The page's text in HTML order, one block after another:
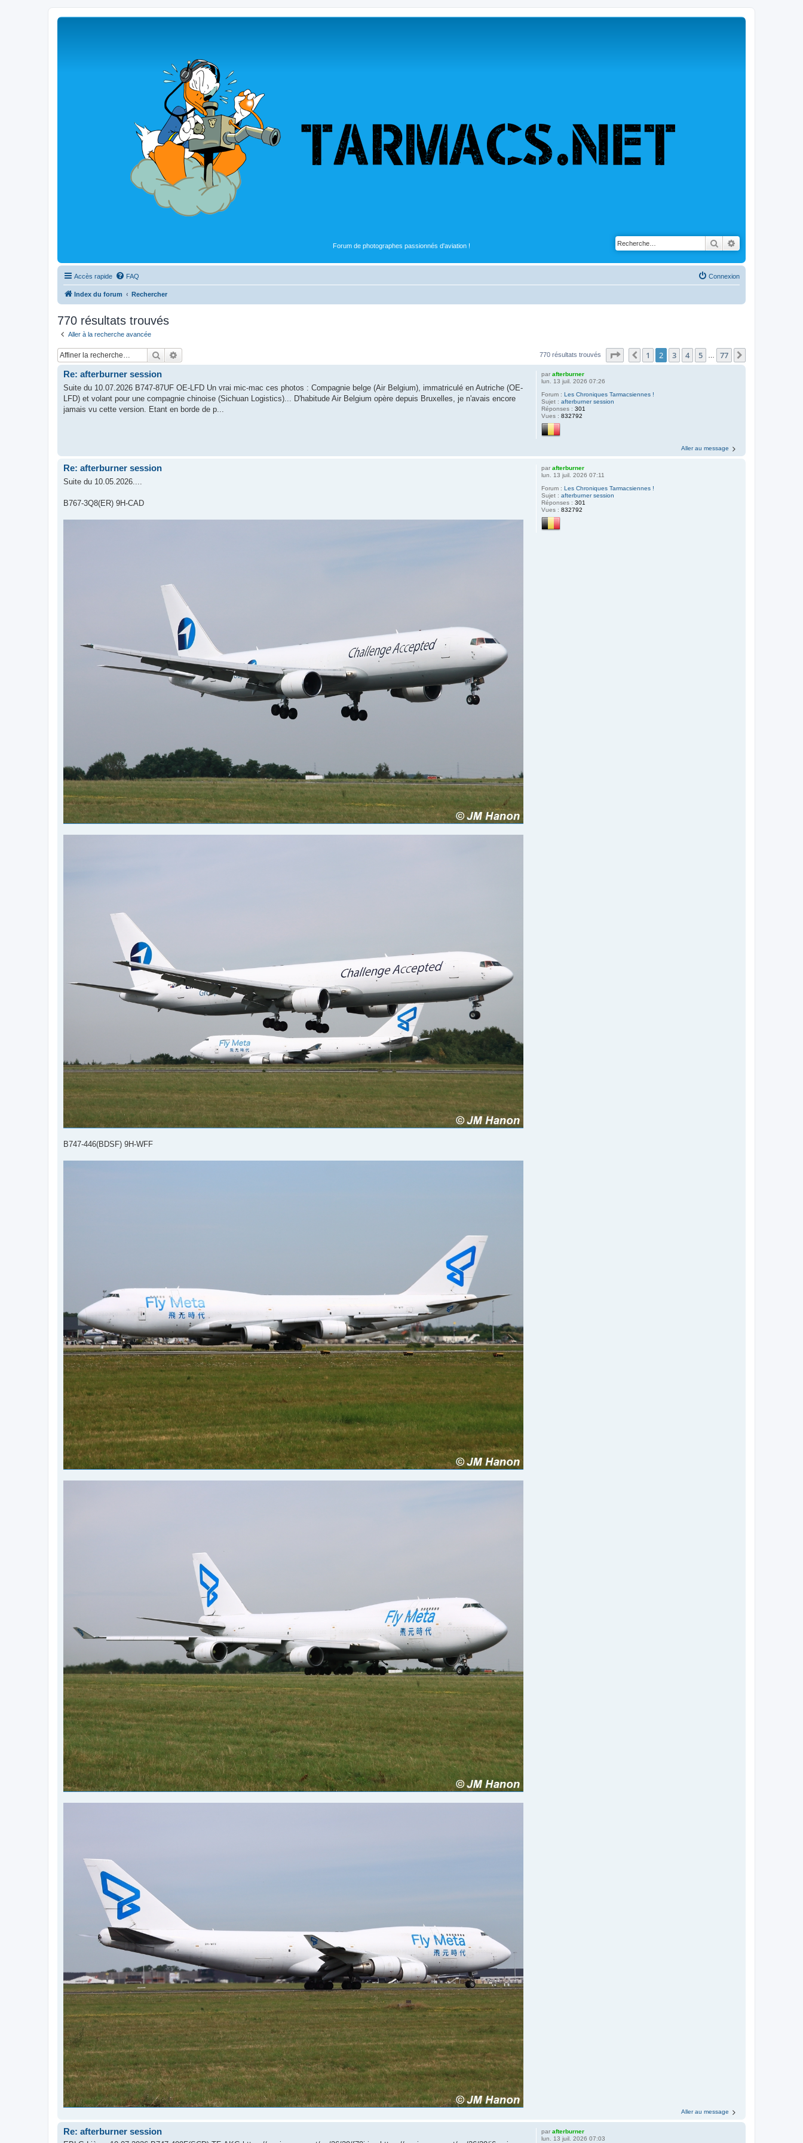
Forum de photographes passionnés d'aviation ! Rechercher
Accès rapide FAQ Connexion
Index du forum Rechercher
770 résultats trouvés
Aller à la recherche avancée
Rechercher 770 résultats trouvés Page sur77
Précédente
1 2 3 4 5 77
parafterburner
lun. 13 juil. 2026 07:26
Forum :Les Chroniques Tarmacsiennes !
Sujet :afterburner session
Réponses :301
Vues :832792
Re: afterburner session
Suite du 10.07.2026 B747-87UF OE-LFD Un vrai mic-mac ces photos : Compagnie belge (Air Belgium), immatriculé en Autriche (OE-
LFD) et volant pour une compagnie chinoise (Sichuan Logistics)... D'habitude Air Belgium opère depuis Bruxelles, je n'avais encore
jamais vu cette version. Etant en borde de p...
Aller au message
parafterburner
lun. 13 juil. 2026 07:11
Forum :Les Chroniques Tarmacsiennes !
Sujet :afterburner session
Réponses :301
Vues :832792
Re: afterburner session
Suite du 10.05.2026....
B767-3Q8(ER) 9H-CAD
B747-446(BDSF) 9H-WFF
Aller au message
parafterburner
lun. 13 juil. 2026 07:03
Re: afterburner session